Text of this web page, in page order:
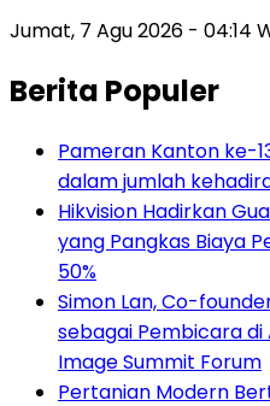
Jumat, 7 Agu 2026 - 04:14
Berita Populer
Pameran Kanton ke-
dalam jumlah
Hikvision Hadirkan
yang Pangkas Biaya
50%
Simon Lan, Co-
sebagai Pembicara
Image Summit Forum
Pertanian Modern